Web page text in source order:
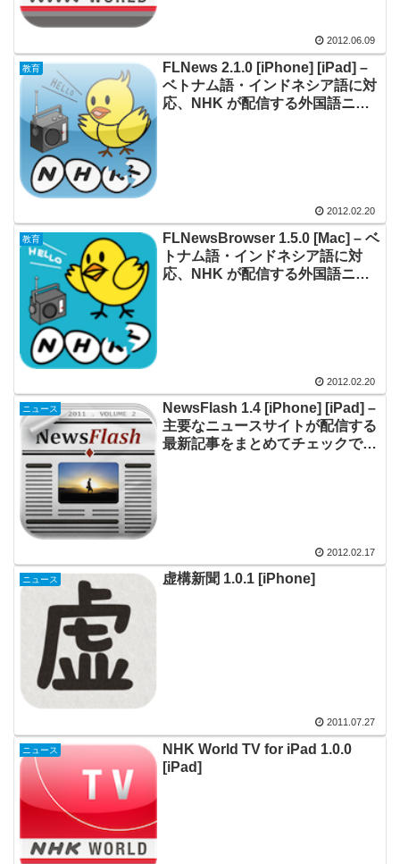
2012.06.09
教育
FLNews 2.1.0 [iPhone] [iPad] –
ベトナム語・インドネシア語に対
応、NHK が配信する外国語ニュ
2012.02.20
教育
FLNewsBrowser 1.5.0 [Mac] – ベ
トナム語・インドネシア語に対
応、NHK が配信する外国語ニュ
2012.02.20
ニュース
NewsFlash 1.4 [iPhone] [iPad] –
主要なニュースサイトが配信する
最新記事をまとめてチェックでき
2012.02.17
ニュース 虚構新聞 1.0.1 [iPhone]
2011.07.27
ニュース
NHK World TV for iPad 1.0.0
[iPad]